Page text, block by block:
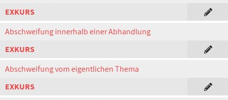
EXKURS
Abschweifung innerhalb einer Abhandlung
EXKURS
Abschweifung vom eigentlichen Thema
EXKURS